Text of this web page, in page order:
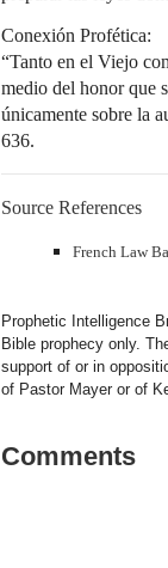
Conexión Profética:
“Tanto en el Viejo
medio del honor que
únicamente sobre la
636.
Source References
French Law
Prophetic Intelligence
Bible prophecy only.
support of or in
of Pastor Mayer or of
Comments